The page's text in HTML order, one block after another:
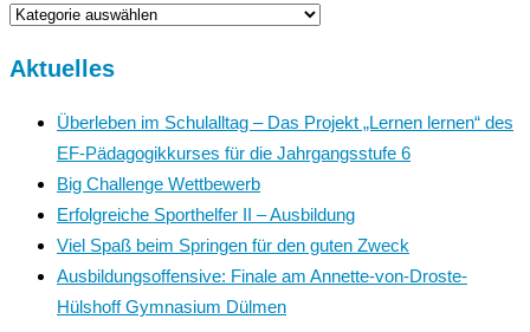
News
Aktuelles
Überleben im Schulalltag – Das Projekt „Lernen lernen“ des
EF-Pädagogikkurses für die Jahrgangsstufe 6
Big Challenge Wettbewerb
Erfolgreiche Sporthelfer II – Ausbildung
Viel Spaß beim Springen für den guten Zweck
Ausbildungsoffensive: Finale am Annette-von-Droste-
Hülshoff Gymnasium Dülmen